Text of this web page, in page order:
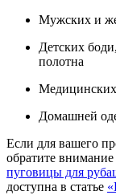
Мужских и
Детских
полотна
Медицинских
Домашней
Если для вашего
обратите внимание
пуговицы для
доступна в статье